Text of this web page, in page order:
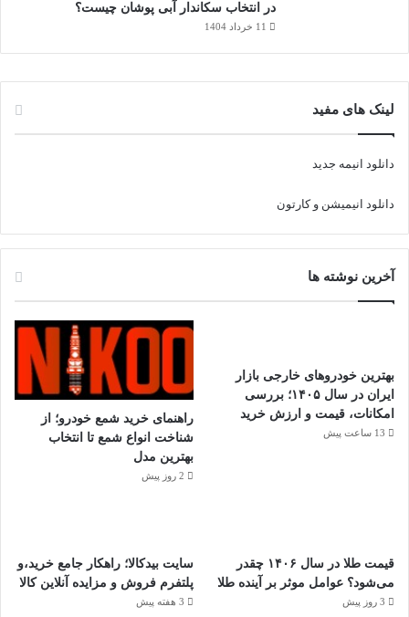
در انتخاب سکاندار آبی پوشان چیست؟
11 خرداد 1404
لینک های مفید
دانلود انیمه جدید
دانلود انیمیشن و کارتون
آخرین نوشته ها
بهترین خودروهای خارجی بازار
ایران در سال ۱۴۰۵؛ بررسی
امکانات، قیمت و ارزش خرید
13 ساعت پیش
راهنمای خرید شمع خودرو؛ از
شناخت انواع شمع تا انتخاب
بهترین مدل
2 روز پیش
قیمت طلا در سال ۱۴۰۶ چقدر
می‌شود؟ عوامل موثر بر آینده طلا
3 روز پیش
سایت بیدکالا؛ راهکار جامع خرید،و
پلتفرم فروش و مزایده آنلاین کالا
3 هفته پیش